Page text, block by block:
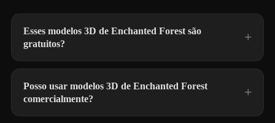
Esses modelos 3D de Enchanted Forest são
gratuitos?
Posso usar modelos 3D de Enchanted Forest
comercialmente?